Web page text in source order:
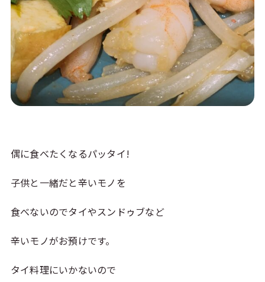
偶に食べたくなるパッタイ!
子供と一緒だと辛いモノを
食べないのでタイやスンドゥブなど
辛いモノがお預けです。
タイ料理にいかないので